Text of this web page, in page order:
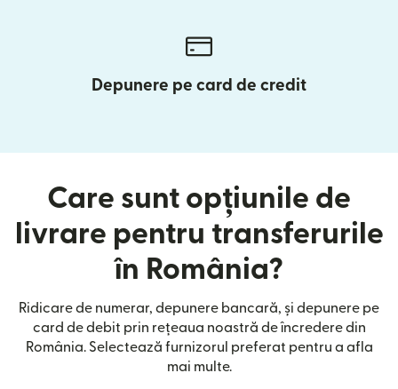
Depunere pe card de credit
Care sunt opțiunile de
livrare pentru transferurile
în România?
Ridicare de numerar, depunere bancară, și depunere pe
card de debit prin rețeaua noastră de încredere din
România. Selectează furnizorul preferat pentru a afla
mai multe.